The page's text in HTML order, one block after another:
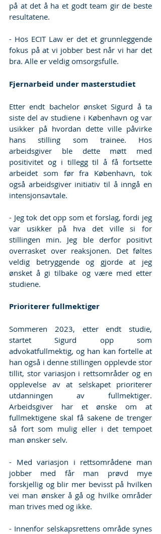
på at det å ha et godt team gir de beste
resultatene.
- Hos ECIT Law er det et grunnleggende
fokus på at vi jobber best når vi har det
bra. Alle er veldig omsorgsfulle.
Fjernarbeid under masterstudiet
Etter endt bachelor ønsket Sigurd å ta
siste del av studiene i København og var
usikker på hvordan dette ville påvirke
hans stilling som trainee. Hos
arbeidsgiver ble dette møtt med
positivitet og i tillegg til å få fortsette
arbeidet som før fra København, tok
også arbeidsgiver initiativ til å inngå en
intensjonsavtale.
- Jeg tok det opp som et forslag, fordi jeg
var usikker på hva det ville si for
stillingen min. Jeg ble derfor positivt
overrasket over reaksjonen. Det føltes
veldig betryggende og gjorde at jeg
ønsket å gi tilbake og være med etter
studiene.
Prioriterer fullmektiger
Sommeren 2023, etter endt studie,
startet Sigurd opp som
advokatfullmektig, og han kan fortelle at
han også i denne stillingen opplevde stor
tillit, stor variasjon i rettsområder og en
opplevelse av at selskapet prioriterer
utdanningen av fullmektiger.
Arbeidsgiver har et ønske om at
fullmektigene skal få sakene de trenger
så fort som mulig eller i det tempoet
man ønsker selv.
- Med variasjon i rettsområdene man
jobber med får man prøvd mye
forskjellig og blir mer bevisst på hvilken
vei man ønsker å gå og hvilke områder
man trives med og ikke.
- Innenfor selskapsrettens område synes